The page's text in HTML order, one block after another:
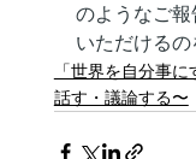
のようなご報
いただけるの
「世界を自分事
話す・議論する〜